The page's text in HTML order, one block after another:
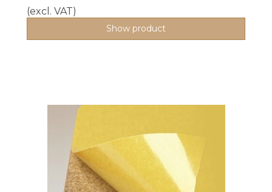
(excl. VAT)
Show product